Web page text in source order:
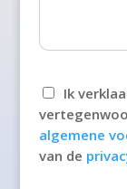
't Loo
't Veld
't Waar
Ik
algemene
van de